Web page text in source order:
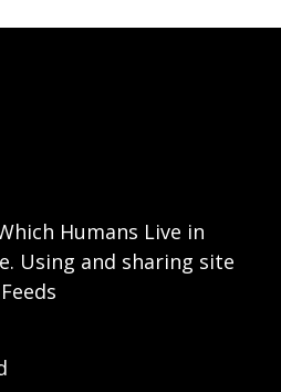
Humans Live in
Using and sharing site